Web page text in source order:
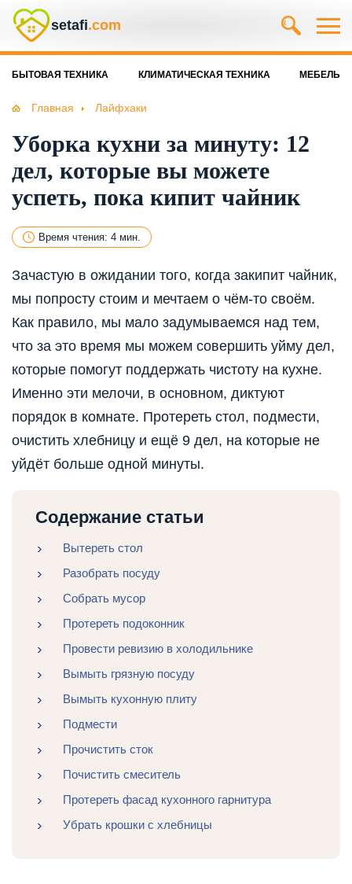
setafi.com
БЫТОВАЯ ТЕХНИКА КЛИМАТИЧЕСКАЯ ТЕХНИКА МЕБЕЛЬ
Главная Лайфхаки
Уборка кухни за минуту: 12
дел, которые вы можете
успеть, пока кипит чайник
Время чтения: 4 мин.
Зачастую в ожидании того, когда закипит чайник,
мы попросту стоим и мечтаем о чём-то своём.
Как правило, мы мало задумываемся над тем,
что за это время мы можем совершить уйму дел,
которые помогут поддержать чистоту на кухне.
Именно эти мелочи, в основном, диктуют
порядок в комнате. Протереть стол, подмести,
очистить хлебницу и ещё 9 дел, на которые не
уйдёт больше одной минуты.
Содержание статьи
Вытереть стол
Разобрать посуду
Собрать мусор
Протереть подоконник
Провести ревизию в холодильнике
Вымыть грязную посуду
Вымыть кухонную плиту
Подмести
Прочистить сток
Почистить смеситель
Протереть фасад кухонного гарнитура
Убрать крошки с хлебницы